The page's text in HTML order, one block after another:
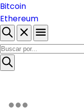
Bitcoin
Ethereum